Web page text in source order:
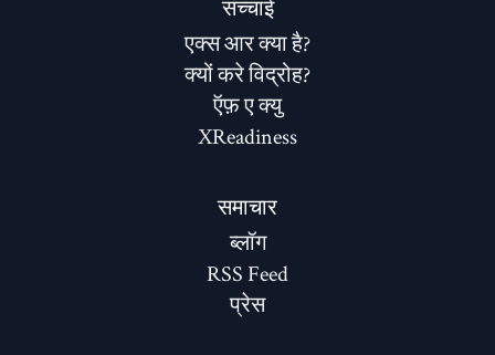
सच्चाई
एक्स आर क्या है?
क्यों करे विद्रोह?
ऍफ़ ए क्यु
XReadiness
समाचार
ब्लॉग
RSS Feed
प्रेस